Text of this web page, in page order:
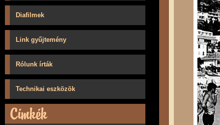
Diafilmek
Link gyűjtemény
Rólunk írták
Technikai eszközök